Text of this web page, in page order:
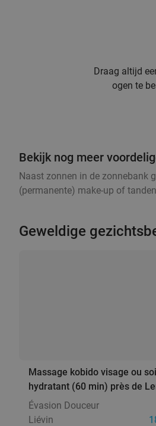
Draag altijd
ogen te
Bekijk nog meer
Naast zonnen in de zonnebank
(permanente) make-up of
Geweldige
Massage kobido visage ou
hydratant (60 min) près de
Évasion Douceur
Liévin